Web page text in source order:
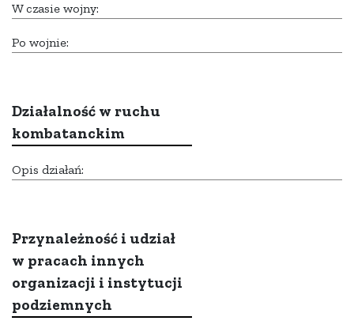
W czasie wojny:
Po wojnie:
Działalność w ruchu
kombatanckim
Opis działań:
Przynależność i udział
w pracach innych
organizacji i instytucji
podziemnych